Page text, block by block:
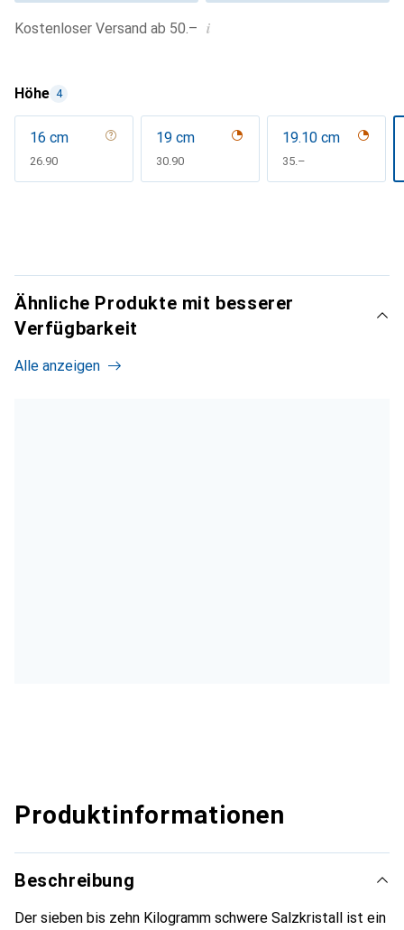
Kostenloser Versand ab 50.– i
Höhe 4
16 cm
CHF
26.90
19 cm
CHF
30.90
19.10 cm
CHF
35.–
Ähnliche Produkte mit besserer
Verfügbarkeit
Alle anzeigen
Produktinformationen
Beschreibung
Der sieben bis zehn Kilogramm schwere Salzkristall ist ein